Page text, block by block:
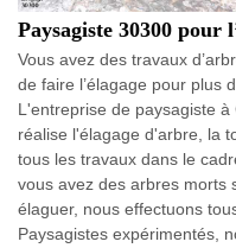
Paysagiste 30300 pour
Vous avez des travaux
de faire l’élagage pour plus
L'entreprise de paysagiste
réalise l'élagage d'arbre, la
tous les travaux dans le
vous avez des arbres morts
élaguer, nous effectuons
Paysagistes expérimentés,